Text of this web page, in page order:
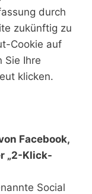
durch
zukünftig zu
Cookie auf
Sie Ihre
klicken.
Facebook,
„2-Klick-
Social